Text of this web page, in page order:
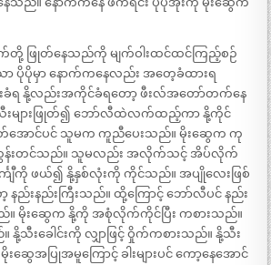
တို့ ဖြုတ်နေသည်ကို မျက်ဝါးထင်ထင်ကြည့်စဉ်
ပိုပိုမှာ နောက်ကနေလည်း အတေ့ခံထားရ
ခံရ နို့လည်းအကိုင်ခံရတော့ ဖီးလ်အတော်တက်နေ
များဖြုတ်၍ ဘော်လီထဲလက်ထည့်ကာ နို့ကိုင်
အောင်ပင် သူမက ကူညီပေးသည်။ မိုးဆွေက ကု
န်းတင်သည်။ သူမလည်း အလိုက်သင့် အိပ်လိုက်
ျီကို ဖယ်၍ နို့နှစ်လုံးကို ကိုင်သည်။ အပျိုလေးဖြစ်
ည်းနည်းကြီးသည်။ ထို့ကြောင့် ဘော်လီပင် နည်း
မိုးဆွေက နို့ကို အစုံလိုက်ကိုင်ပြီး ကစားသည်။
သီးခေါင်းကို လျှာဖြင့် ဝှိုက်ကစားသည်။ နို့သီး
ဆွေအပြုအမူကြောင့် ခါးများပင် ကော့နေအောင်